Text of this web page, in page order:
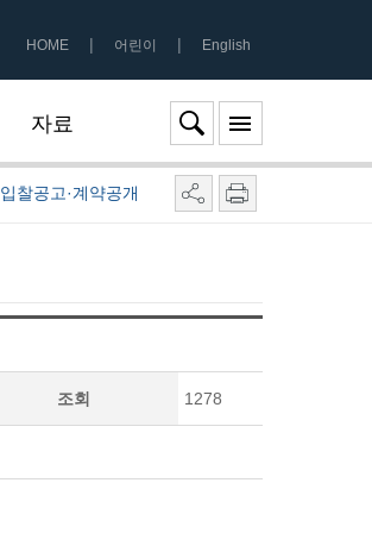
HOME | 어린이 | English
자료
입찰공고·계약공개
조회 1278